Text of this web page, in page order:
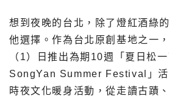
想到夜晚的台北，除了燈紅酒綠
他選擇。作為台北原創基地之一
（1）日推出為期10週「夏日松
SongYan Summer Festival」
時夜文化暖身活動，從走讀古蹟